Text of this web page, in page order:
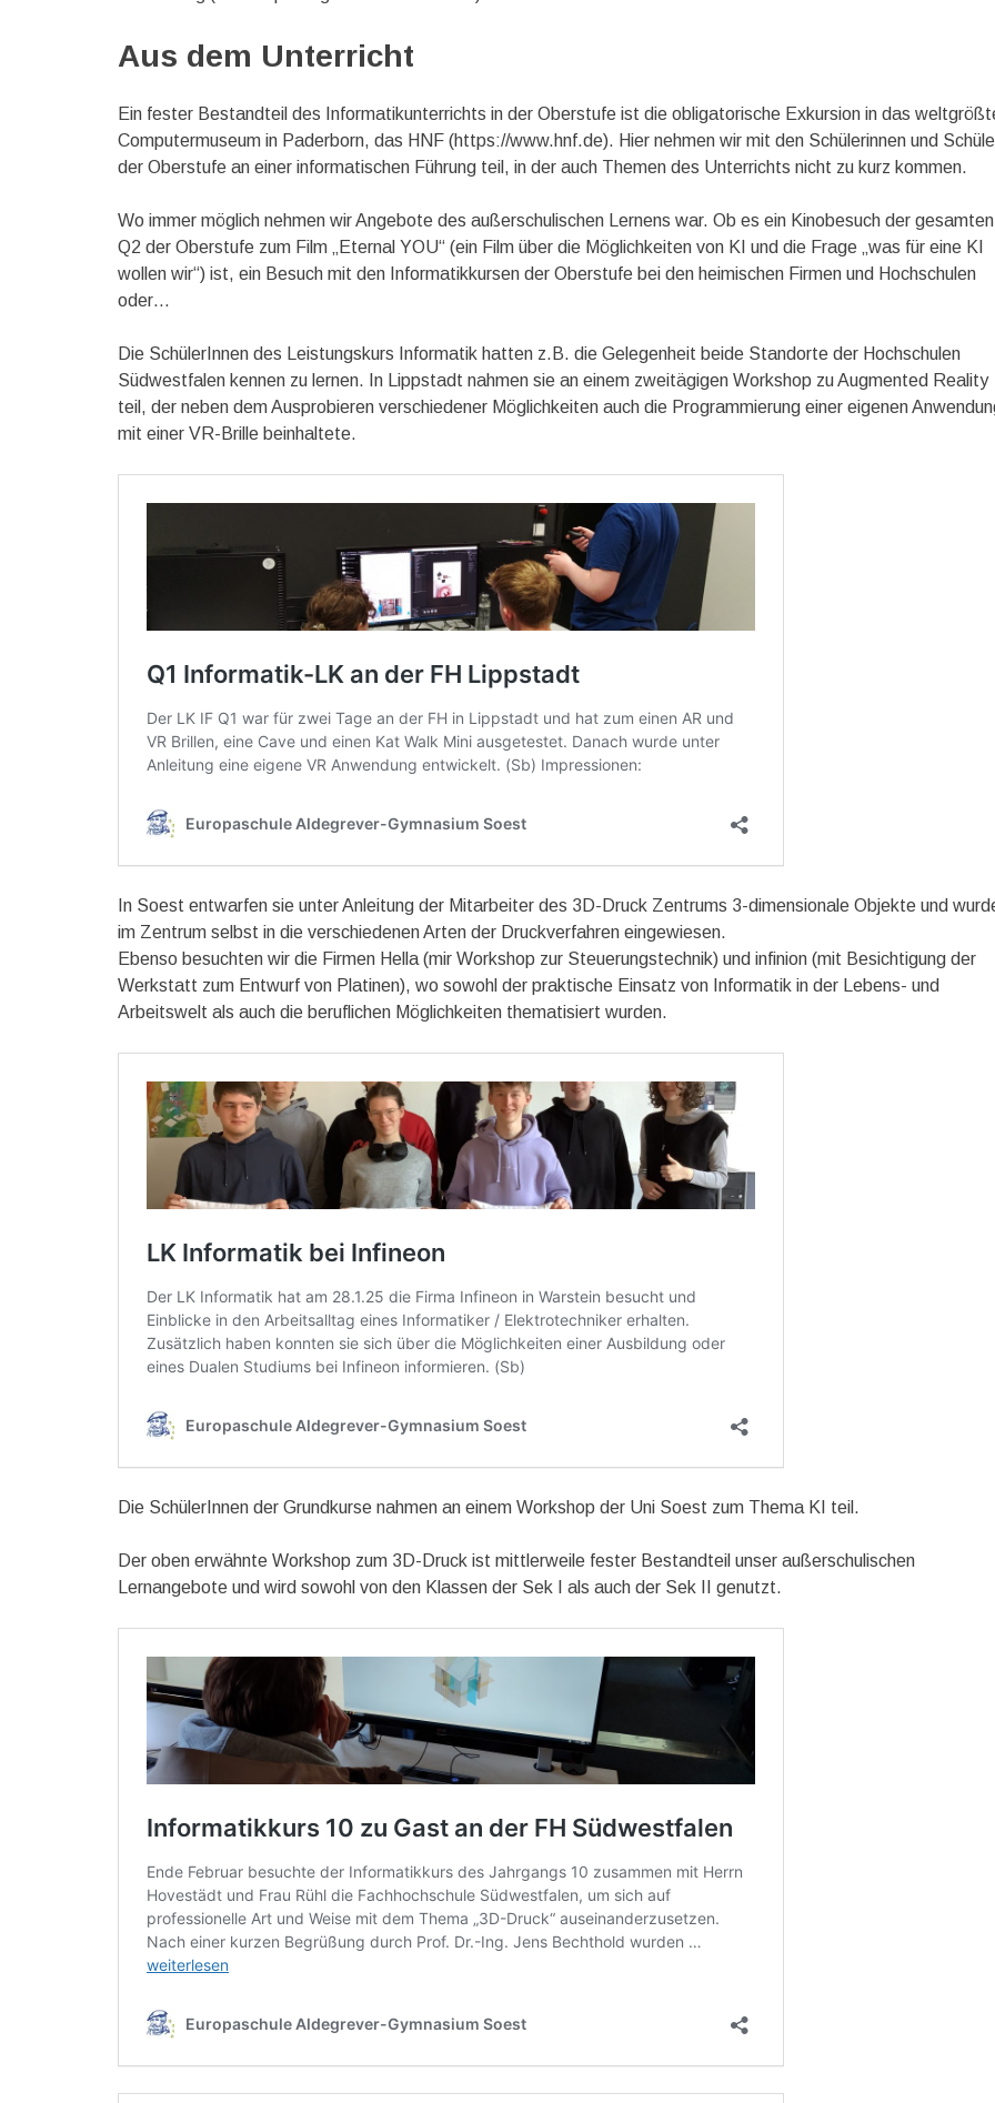
Aus dem Unterricht
Ein fester Bestandteil des Informatikunterrichts in der Oberstufe ist die obligatorische Exkursion in das
Computermuseum in Paderborn, das HNF (https://www.hnf.de). Hier nehmen wir mit den Schülerinnen und
der Oberstufe an einer informatischen Führung teil, in der auch Themen des Unterrichts nicht zu kurz kommen.
Wo immer möglich nehmen wir Angebote des außerschulischen Lernens war. Ob es ein Kinobesuch der gesamten
Q2 der Oberstufe zum Film „Eternal YOU“ (ein Film über die Möglichkeiten von KI und die Frage „was für eine KI
wollen wir“) ist, ein Besuch mit den Informatikkursen der Oberstufe bei den heimischen Firmen und Hochschulen
oder…
Die SchülerInnen des Leistungskurs Informatik hatten z.B. die Gelegenheit beide Standorte der Hochschulen
Südwestfalen kennen zu lernen. In Lippstadt nahmen sie an einem zweitägigen Workshop zu Augmented Reality
teil, der neben dem Ausprobieren verschiedener Möglichkeiten auch die Programmierung einer eigenen
mit einer VR-Brille beinhaltete.
In Soest entwarfen sie unter Anleitung der Mitarbeiter des 3D-Druck Zentrums 3-dimensionale Objekte und
im Zentrum selbst in die verschiedenen Arten der Druckverfahren eingewiesen.
Ebenso besuchten wir die Firmen Hella (mir Workshop zur Steuerungstechnik) und infinion (mit Besichtigung der
Werkstatt zum Entwurf von Platinen), wo sowohl der praktische Einsatz von Informatik in der Lebens- und
Arbeitswelt als auch die beruflichen Möglichkeiten thematisiert wurden.
Die SchülerInnen der Grundkurse nahmen an einem Workshop der Uni Soest zum Thema KI teil.
Der oben erwähnte Workshop zum 3D-Druck ist mittlerweile fester Bestandteil unser außerschulischen
Lernangebote und wird sowohl von den Klassen der Sek I als auch der Sek II genutzt.